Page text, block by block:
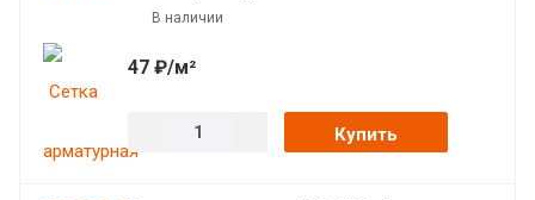
В наличии
47 ₽/м²
Купить